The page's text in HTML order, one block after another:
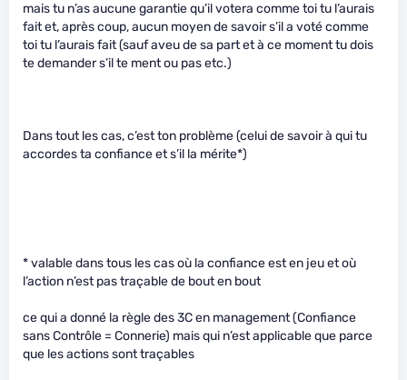
mais tu n’as aucune garantie qu’il votera comme toi tu l’aurais
fait et, après coup, aucun moyen de savoir s’il a voté comme
toi tu l’aurais fait (sauf aveu de sa part et à ce moment tu dois
te demander s’il te ment ou pas etc.)
Dans tout les cas, c’est ton problème (celui de savoir à qui tu
accordes ta confiance et s’il la mérite*)
* valable dans tous les cas où la confiance est en jeu et où
l’action n’est pas traçable de bout en bout
ce qui a donné la règle des 3C en management (Confiance
sans Contrôle = Connerie) mais qui n’est applicable que parce
que les actions sont traçables